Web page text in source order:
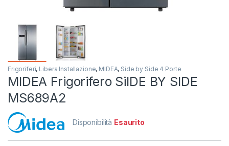
Frigoriferi, Libera Installazione, MIDEA, Side by Side 4 Porte
MIDEA Frigorifero SiIDE BY SIDE
MS689A2
Disponibilità Esaurito